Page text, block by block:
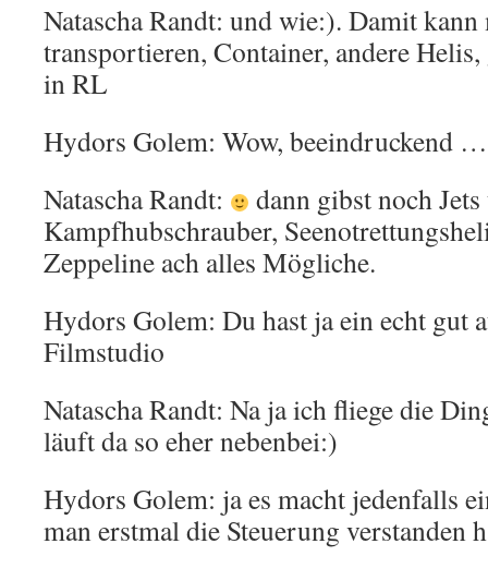
Natascha Randt: und wie:). Damit kann
transportieren, Container, andere
in RL
Hydors Golem: Wow, beeindruckend …
Natascha Randt:
dann gibst noch
Kampfhubschrauber,
Zeppeline ach alles Mögliche.
Hydors Golem: Du hast ja ein echt gut
Filmstudio
Natascha Randt: Na ja ich fliege die
läuft da so eher nebenbei:)
Hydors Golem: ja es macht jedenfalls
man erstmal die Steuerung verstanden